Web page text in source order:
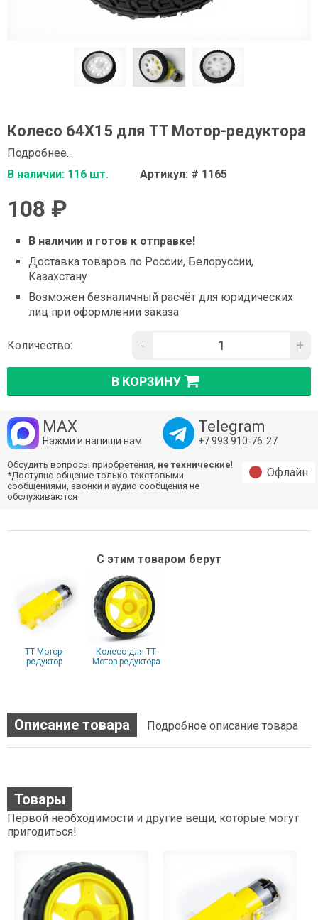
Колесо 64X15 для TT Мотор-редуктора
Подробнее...
В наличии: 116 шт.
Артикул: # 1165
108 ₽
В наличии и готов к отправке!
Доставка товаров по России, Белоруссии,
Казахстану
Возможен безналичный расчёт для юридических
лиц при оформлении заказа
Количество: - +
В КОРЗИНУ
MAX
Нажми и напиши нам
Telegram
+7 993 910‑76‑27
Обсудить вопросы приобретения, не технические!
*Доступно общение только текстовыми
сообщениями, звонки и аудио сообщения не
обслуживаются
Офлайн
С этим товаром берут
TT Мотор-
редуктор
Колесо для TT
Мотор-редуктора
Описание товара Подробное описание товара
Товары
Первой необходимости и другие вещи, которые могут
пригодиться!